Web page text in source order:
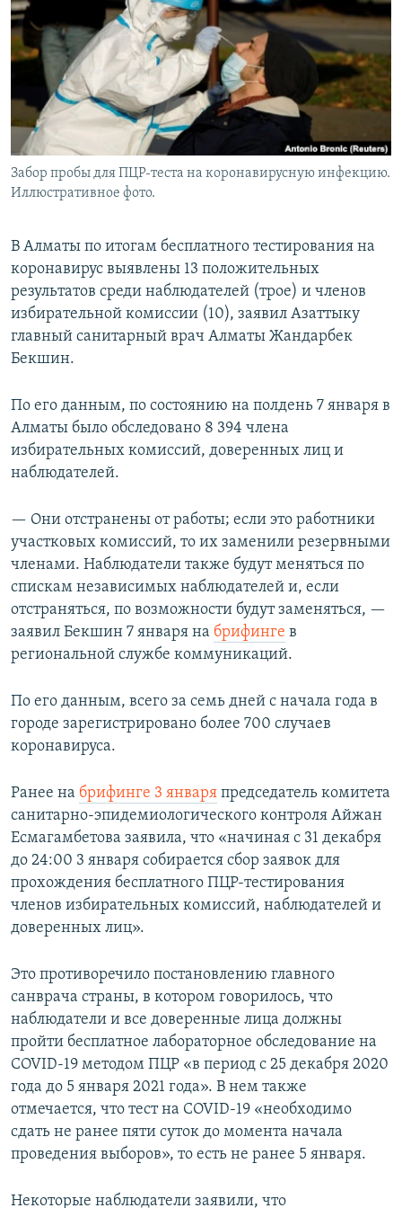
Забор пробы для ПЦР-теста на коронавирусную инфекцию.
Иллюстративное фото.
В Алматы по итогам бесплатного тестирования на
коронавирус выявлены 13 положительных
результатов среди наблюдателей (трое) и членов
избирательной комиссии (10), заявил Азаттыку
главный санитарный врач Алматы Жандарбек
Бекшин.
По его данным, по состоянию на полдень 7 января в
Алматы было обследовано 8 394 члена
избирательных комиссий, доверенных лиц и
наблюдателей.
— Они отстранены от работы; если это работники
участковых комиссий, то их заменили резервными
членами. Наблюдатели также будут меняться по
спискам независимых наблюдателей и, если
отстраняться, по возможности будут заменяться, —
заявил Бекшин 7 января на брифинге в
региональной службе коммуникаций.
По его данным, всего за семь дней с начала года в
городе зарегистрировано более 700 случаев
коронавируса.
Ранее на брифинге 3 января председатель комитета
санитарно-эпидемиологического контроля Айжан
Есмагамбетова заявила, что «начиная с 31 декабря
до 24:00 3 января собирается сбор заявок для
прохождения бесплатного ПЦР-тестирования
членов избирательных комиссий, наблюдателей и
доверенных лиц».
Это противоречило постановлению главного
санврача страны, в котором говорилось, что
наблюдатели и все доверенные лица должны
пройти бесплатное лабораторное обследование на
COVID-19 методом ПЦР «в период с 25 декабря 2020
года до 5 января 2021 года». В нем также
отмечается, что тест на COVID-19 «необходимо
сдать не ранее пяти суток до момента начала
проведения выборов», то есть не ранее 5 января.
Некоторые наблюдатели заявили, что